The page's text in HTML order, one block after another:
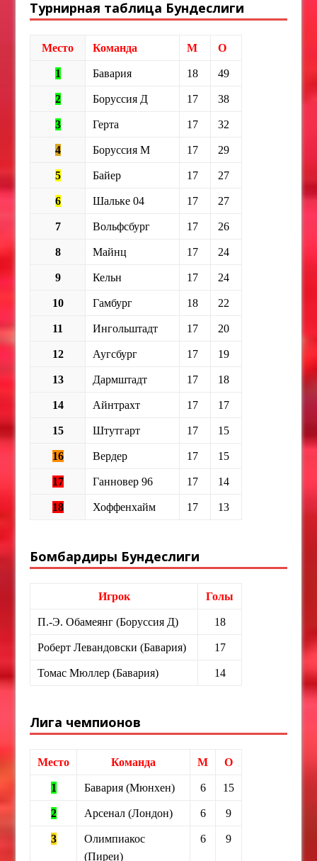
Турнирная таблица Бундеслиги
Место Команда М О
1 Бавария 18 49
2 Боруссия Д 17 38
3 Герта 17 32
4 Боруссия М 17 29
5 Байер 17 27
6 Шальке 04 17 27
7 Вольфсбург 17 26
8 Майнц 17 24
9 Кельн 17 24
10 Гамбург 18 22
11 Ингольштадт 17 20
12 Аугсбург 17 19
13 Дармштадт 17 18
14 Айнтрахт 17 17
15 Штутгарт 17 15
16 Вердер 17 15
17 Ганновер 96 17 14
18 Хоффенхайм 17 13
Бомбардиры Бундеслиги
Игрок Голы
П.-Э. Обамеянг (Боруссия Д) 18
Роберт Левандовски (Бавария) 17
Томас Мюллер (Бавария) 14
Лига чемпионов
Место Команда М О
1 Бавария (Мюнхен) 6 15
2 Арсенал (Лондон) 6 9
3
Олимпиакос
(Пиреи)
6 9